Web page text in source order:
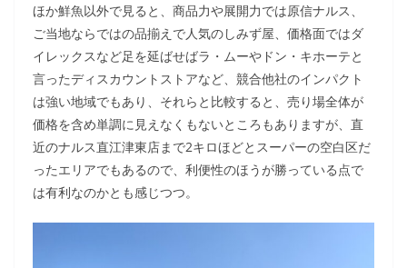
ほか鮮魚以外で見ると、商品力や展開力では原信ナルス、
ご当地ならではの品揃えで人気のしみず屋、価格面ではダ
イレックスなど足を延ばせばラ・ムーやドン・キホーテと
言ったディスカウントストアなど、競合他社のインパクト
は強い地域でもあり、それらと比較すると、売り場全体が
価格を含め単調に見えなくもないところもありますが、直
近のナルス直江津東店まで2キロほどとスーパーの空白区だ
ったエリアでもあるので、利便性のほうが勝っている点で
は有利なのかとも感じつつ。